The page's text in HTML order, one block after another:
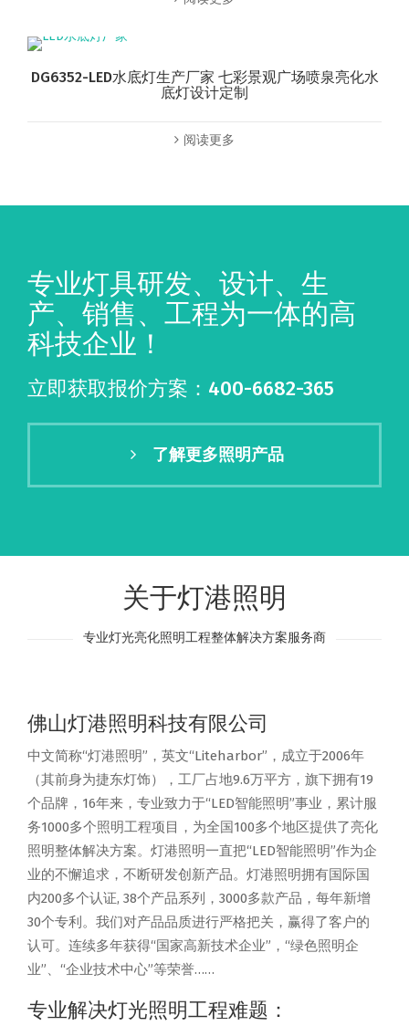
DG6352-LED水底灯生产厂家 七彩景观广场喷泉亮化水
底灯设计定制
阅读更多
专业灯具研发、设计、生
产、销售、工程为一体的高
科技企业！
立即获取报价方案：400-6682-365
了解更多照明产品
关于灯港照明
专业灯光亮化照明工程整体解决方案服务商
佛山灯港照明科技有限公司
中文简称“灯港照明”，英文“Liteharbor”，成立于2006年
（其前身为捷东灯饰），工厂占地9.6万平方，旗下拥有19
个品牌，16年来，专业致力于“LED智能照明”事业，累计服
务1000多个照明工程项目，为全国100多个地区提供了亮化
照明整体解决方案。灯港照明一直把“LED智能照明”作为企
业的不懈追求，不断研发创新产品。灯港照明拥有国际国
内200多个认证, 38个产品系列，3000多款产品，每年新增
30个专利。我们对产品品质进行严格把关，赢得了客户的
认可。连续多年获得“国家高新技术企业”，“绿色照明企
业”、“企业技术中心”等荣誉……
专业解决灯光照明工程难题：